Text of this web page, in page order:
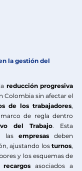
la gestión del
reducción progresiva
de los trabajadores,
de regla dentro
del Trabajo
las empresas deben
ajustando los turnos,
y los esquemas de
recargos asociados a